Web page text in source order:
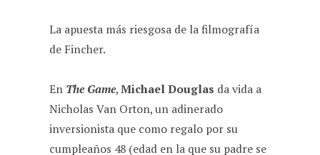
La apuesta más riesgosa de la filmografía
de Fincher.
En The Game,Michael Douglas da vida a
Nicholas Van Orton, un adinerado
inversionista que como regalo por su
cumpleaños 48 (edad en la que su padre se